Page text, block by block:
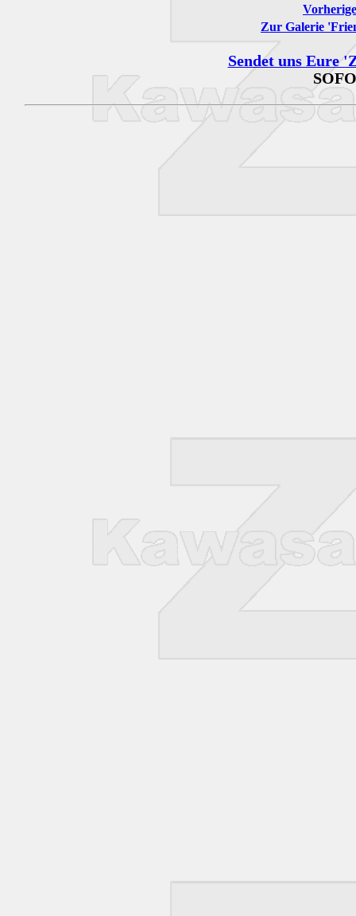
Zur Galerie
Sendet uns Eure